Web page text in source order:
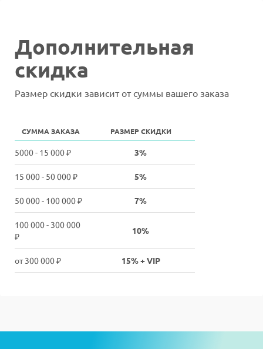
Дополнительная
скидка
Размер скидки зависит от суммы вашего заказа
СУММА ЗАКАЗА РАЗМЕР СКИДКИ
5000 - 15 000 ₽ 3%
15 000 - 50 000 ₽ 5%
50 000 - 100 000 ₽ 7%
100 000 - 300 000
₽
10%
от 300 000 ₽ 15% + VIP